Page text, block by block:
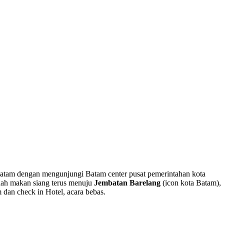
dengan mengunjungi Batam center pusat pemerintahan kota
makan siang terus menuju Jembatan Barelang (icon kota Batam),
check in Hotel, acara bebas.